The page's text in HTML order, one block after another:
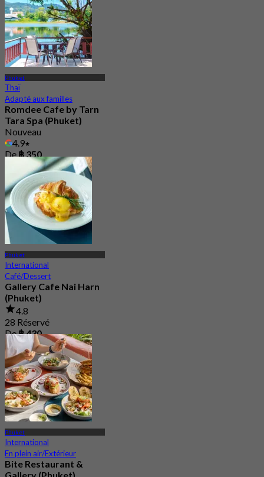
Phuket
Thaï
Adapté aux familles
Romdee Cafe by Tarn
Tara Spa (Phuket)
Nouveau
4.9
De ฿ 350
Phuket
International
Café/Dessert
Gallery Cafe Nai Harn
(Phuket)
4.8
28 Réservé
De฿ 430
Phuket
International
En plein air/Extérieur
Bite Restaurant &